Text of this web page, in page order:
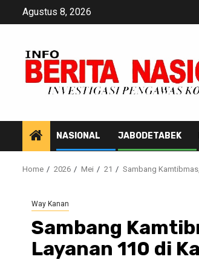
Agustus 8, 2026
NASIONAL JABODETABEK
Home 2026 Mei 21 Sambang
Way Kanan
Sambang
Layanan 110 di